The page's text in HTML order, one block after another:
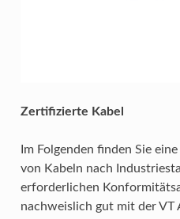
Zertifizierte Kabel
Im Folgenden finden Sie
von Kabeln nach
erforderlichen
nachweislich gut mit der VT